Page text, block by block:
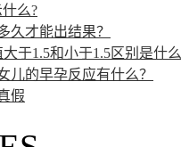
么?
久才能出结果？
于1.5和小于1.5区别是什
儿的早孕反应有什么？
假